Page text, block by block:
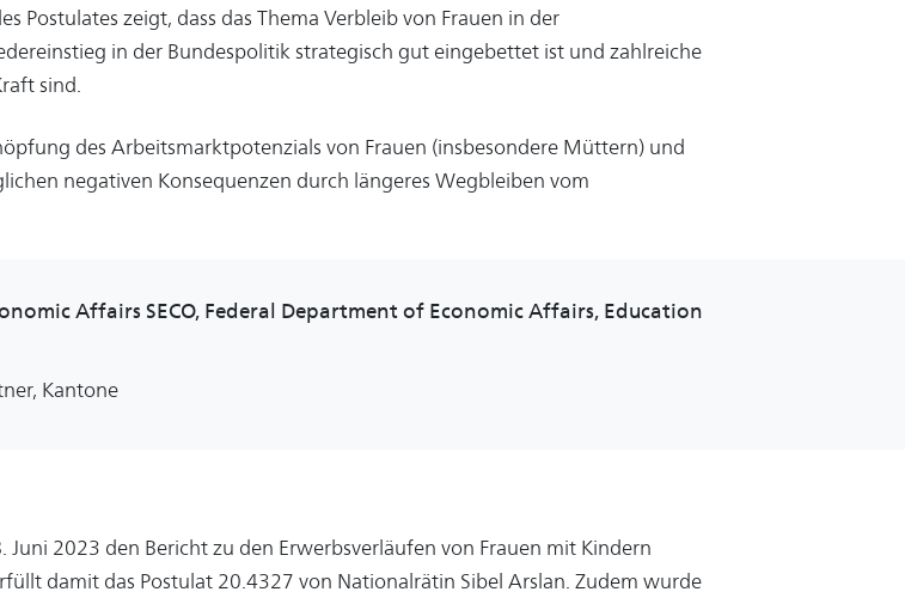
Postulates zeigt, dass das Thema Verbleib von Frauen in der
in der Bundespolitik strategisch gut eingebettet ist und zahlreiche
sind.
des Arbeitsmarktpotenzials von Frauen (insbesondere Müttern) und
negativen Konsequenzen durch längeres Wegbleiben vom
Affairs SECO, Federal Department of Economic Affairs, Education
Kantone
Juni 2023 den Bericht zu den Erwerbsverläufen von Frauen mit Kindern
damit das Postulat 20.4327 von Nationalrätin Sibel Arslan. Zudem wurde